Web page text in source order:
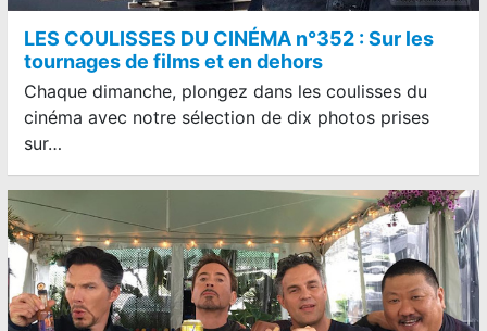
LES COULISSES DU CINÉMA n°352 : Sur les
tournages de films et en dehors
Chaque dimanche, plongez dans les coulisses du
cinéma avec notre sélection de dix photos prises
sur…